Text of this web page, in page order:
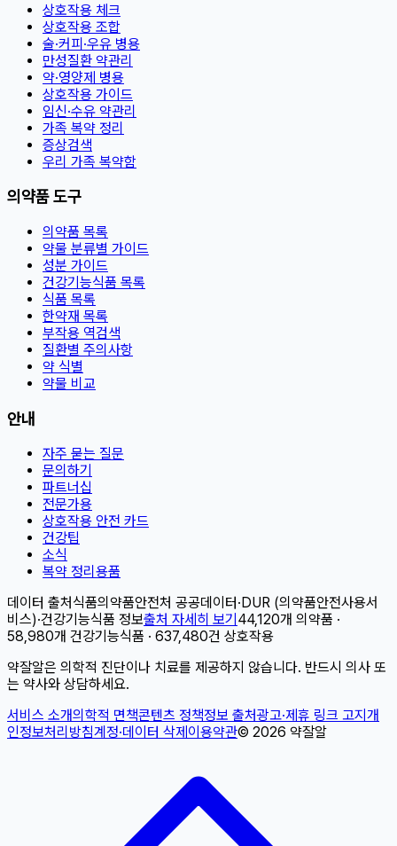
상호작용 체크
상호작용 조합
술·커피·우유 병용
만성질환 약관리
약·영양제 병용
상호작용 가이드
임신·수유 약관리
가족 복약 정리
증상검색
우리 가족 복약함
의약품 도구
의약품 목록
약물 분류별 가이드
성분 가이드
건강기능식품 목록
식품 목록
한약재 목록
부작용 역검색
질환별 주의사항
약 식별
약물 비교
안내
자주 묻는 질문
문의하기
파트너십
전문가용
상호작용 안전 카드
건강팁
소식
복약 정리용품
데이터 출처 식품의약품안전처 공공데이터 · DUR (의약품안전사용서
비스)·건강기능식품 정보출처 자세히 보기 44,120개 의약품 ·
58,980개 건강기능식품 · 637,480건 상호작용
약잘알은 의학적 진단이나 치료를 제공하지 않습니다. 반드시 의사 또
는 약사와 상담하세요.
서비스 소개의학적 면책콘텐츠 정책정보 출처광고·제휴 링크 고지 개
인정보처리방침계정·데이터 삭제 이용약관© 2026 약잘알